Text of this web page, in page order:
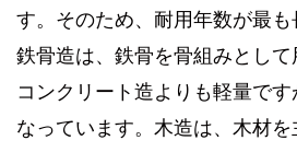
す。そのため、耐用年数が最も
鉄骨造は、鉄骨を骨組みとし
コンクリート造よりも軽量です
なっています。木造は、木材